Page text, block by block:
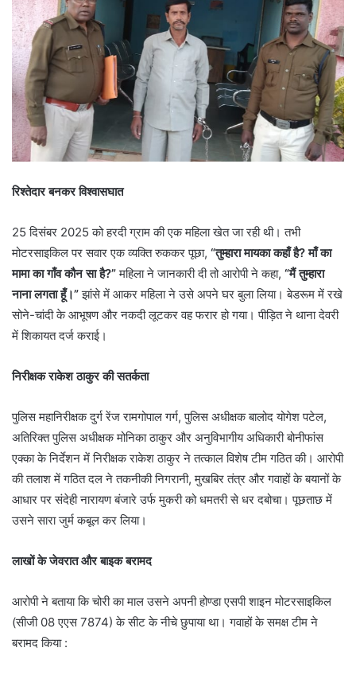
रिश्तेदार बनकर विश्वासघात
25 दिसंबर 2025 को हरदी ग्राम की एक महिला खेत जा रही थी। तभी
मोटरसाइकिल पर सवार एक व्यक्ति रुककर पूछा, “तुम्हारा मायका कहाँ है? माँ का
मामा का गाँव कौन सा है?”महिला ने जानकारी दी तो आरोपी ने कहा, “मैं तुम्हारा
नाना लगता हूँ।”झांसे में आकर महिला ने उसे अपने घर बुला लिया। बेडरूम में रखे
सोने-चांदी के आभूषण और नकदी लूटकर वह फरार हो गया। पीड़ित ने थाना देवरी
में शिकायत दर्ज कराई।
निरीक्षक राकेश ठाकुर की सतर्कता
पुलिस महानिरीक्षक दुर्ग रेंज रामगोपाल गर्ग, पुलिस अधीक्षक बालोद योगेश पटेल,
अतिरिक्त पुलिस अधीक्षक मोनिका ठाकुर और अनुविभागीय अधिकारी बोनीफांस
एक्का के निर्देशन में निरीक्षक राकेश ठाकुर ने तत्काल विशेष टीम गठित की। आरोपी
की तलाश में गठित दल ने तकनीकी निगरानी, मुखबिर तंत्र और गवाहों के बयानों के
आधार पर संदेही नारायण बंजारे उर्फ मुकरी को धमतरी से धर दबोचा। पूछताछ में
उसने सारा जुर्म कबूल कर लिया।
लाखों के जेवरात और बाइक बरामद
आरोपी ने बताया कि चोरी का माल उसने अपनी होण्डा एसपी शाइन मोटरसाइकिल
(सीजी 08 एएस 7874) के सीट के नीचे छुपाया था। गवाहों के समक्ष टीम ने
बरामद किया :